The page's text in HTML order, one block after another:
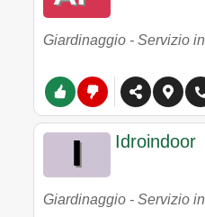
Giardinaggio - Servizio in
Idroindoor
Giardinaggio - Servizio in